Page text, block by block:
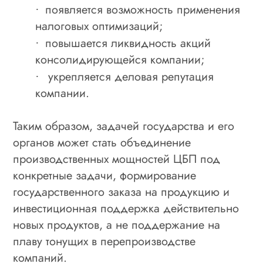
· появляется возможность применения
налоговых оптимизаций;
· повышается ликвидность акций
консолидирующейся компании;
·
укрепляется деловая репутация
компании.
Таким образом, задачей государства и его
органов может стать объединение
производственных мощностей ЦБП под
конкретные задачи, формирование
государственного заказа на продукцию и
инвестиционная поддержка действительно
новых продуктов, а не поддержание на
плаву тонущих в перепроизводстве
компаний.